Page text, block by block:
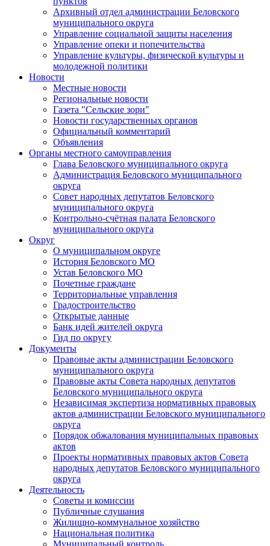
Архивный отдел администрации Беловского
муниципального округа
Управление социальной защиты населения
Управление опеки и попечительства
Управление культуры, физической культуры и
молодежной политики
Новости
Местные новости
Региональные новости
Газета "Сельские зори"
Новости государственных органов
Официальный комментарий
Объявления
Органы местного самоуправления
Глава Беловского муниципального округа
Администрация Беловского муниципального
округа
Совет народных депутатов Беловского
муниципального округа
Контрольно-счётная палата Беловского
муниципального округа
Округ
О муниципальном округе
История Беловского МО
Устав Беловского МО
Почетные граждане
Территориальные управления
Градостроительство
Открытые данные
Банк идей жителей округа
Гид по округу
Документы
Правовые акты администрации Беловского
муниципального округа
Правовые акты Совета народных депутатов
Беловского муниципального округа
Независимая экспертиза нормативных правовых
актов администрации Беловского муниципального
округа
Порядок обжалования муниципальных правовых
актов
Проекты нормативных правовых актов Совета
народных депутатов Беловского муниципального
округа
Деятельность
Советы и комиссии
Публичные слушания
Жилищно-коммунальное хозяйство
Национальная политика
Муниципальный контроль